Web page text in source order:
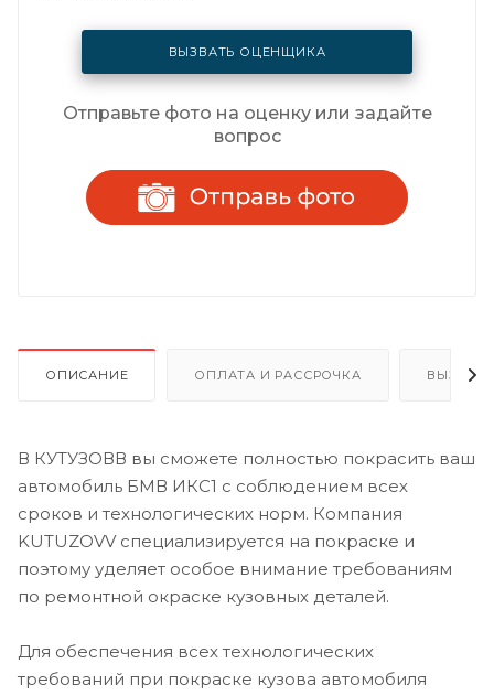
ВЫЗВАТЬ ОЦЕНЩИКА
Отправьте фото на оценку или задайте
вопрос
ОПИСАНИЕ ОПЛАТА И РАССРОЧКА ВЫЗОВ
В КУТУЗОВВ вы сможете полностью покрасить ваш
автомобиль БМВ ИКС1 с соблюдением всех
сроков и технологических норм. Компания
KUTUZOVV специализируется на покраске и
поэтому уделяет особое внимание требованиям
по ремонтной окраске кузовных деталей.
Для обеспечения всех технологических
требований при покраске кузова автомобиля